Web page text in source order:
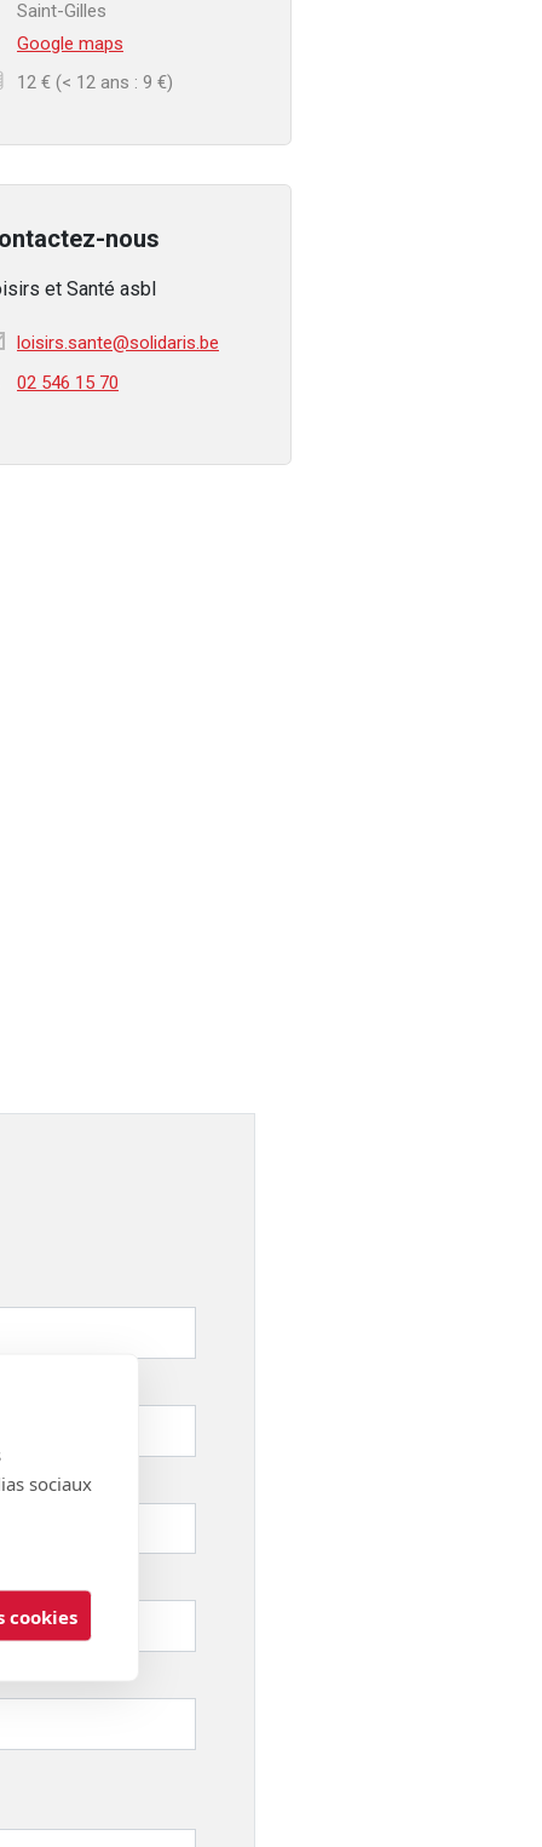
sociaux
cookies
Saint-Gilles
Google maps
12 € (< 12 ans : 9 €)
nous
et Santé asbl
loisirs.sante@solidaris.be
02 546 15 70